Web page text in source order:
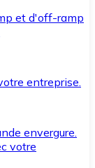
et d'off-ramp
entreprise.
envergure.
votre